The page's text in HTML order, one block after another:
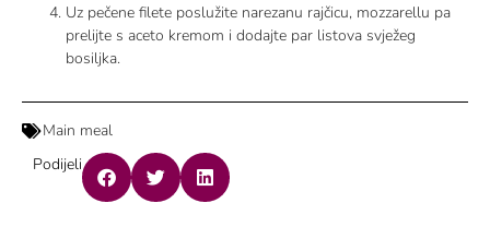
Uz pečene filete poslužite narezanu rajčicu, mozzarellu pa
prelijte s aceto kremom i dodajte par listova svježeg
bosiljka.
Main meal
Podijeli